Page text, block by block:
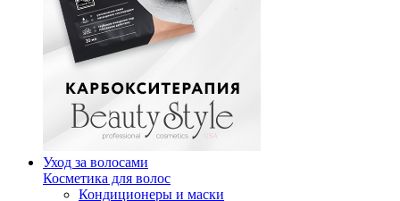
Уход за волосами
Косметика для волос
Кондиционеры и маски